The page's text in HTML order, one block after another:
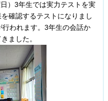
）3年生では実力テストを実
確認するテストになりまし
われます。3年生の会話か
ました。